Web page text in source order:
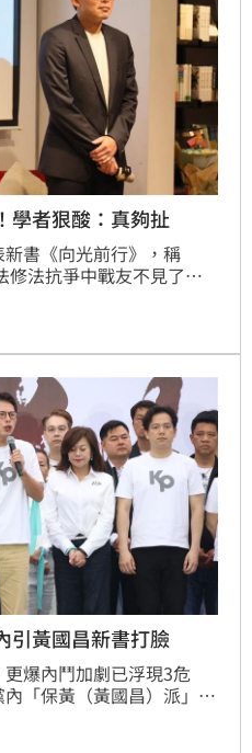
學者狠酸：真夠扯
書《向光前行》，稱
修法抗爭中戰友不見了，
許多人打臉，引起議論。
忘，而是某些人過於旺盛
果不留下紀錄，最後恐怕
自己的回憶改編成平行宇宙
黃國昌新書打臉
爆內鬥加劇已浮現3危
「保黃（黃國昌）派」坐
臉書社群「民眾講堂」更